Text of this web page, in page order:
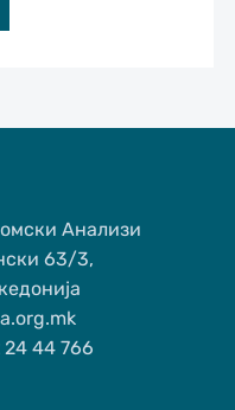
Анализи
63/3,
44 766